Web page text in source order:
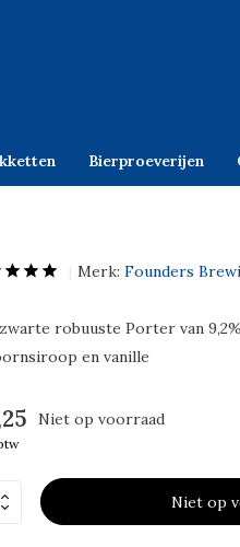
Bierproeverijen
Merk: Founders
robuuste Porter van
en vanille
Niet op voorraad
Niet op